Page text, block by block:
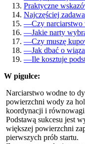
Praktyczne
Najczęściej
—Czy narciarstwo
—Jakie narty
—Czy muszę
—Jak dbać o
—Ile kosztuje
W pigułce:
Narciarstwo wodne to
powierzchni wody za
koordynacji i
Podstawą sukcesu jest
większej powierzchni
pierwszych prób startu.